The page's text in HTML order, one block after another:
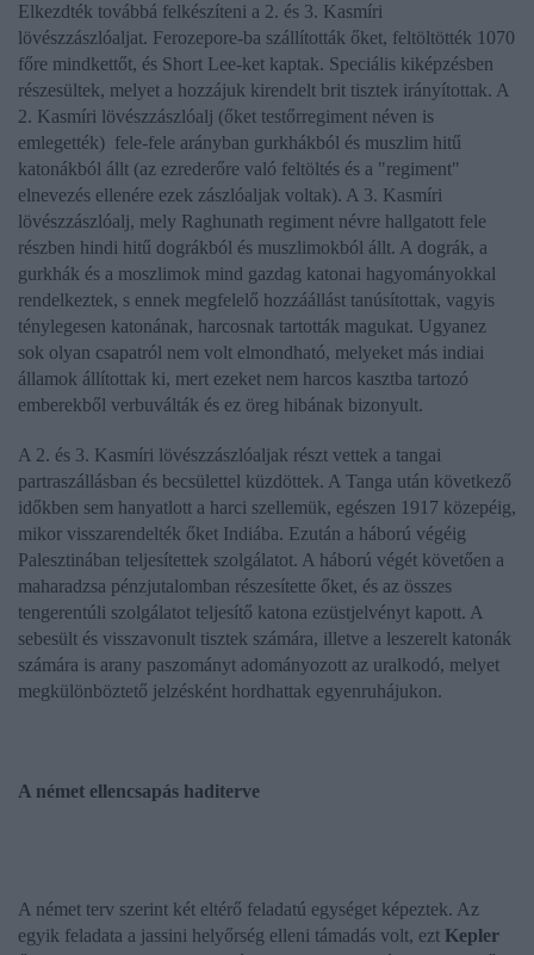
Elkezdték továbbá felkészíteni a 2. és 3. Kasmíri
lövészzászlóaljat. Ferozepore-ba szállították őket, feltöltötték 1070
főre mindkettőt, és Short Lee-ket kaptak. Speciális kiképzésben
részesültek, melyet a hozzájuk kirendelt brit tisztek irányítottak. A
2. Kasmíri lövészzászlóalj (őket testőrregiment néven is
emlegették) fele-fele arányban gurkhákból és muszlim hitű
katonákból állt (az ezrederőre való feltöltés és a "regiment"
elnevezés ellenére ezek zászlóaljak voltak). A 3. Kasmíri
lövészzászlóalj, mely Raghunath regiment névre hallgatott fele
részben hindi hitű dográkból és muszlimokból állt. A dográk, a
gurkhák és a moszlimok mind gazdag katonai hagyományokkal
rendelkeztek, s ennek megfelelő hozzáállást tanúsítottak, vagyis
ténylegesen katonának, harcosnak tartották magukat. Ugyanez
sok olyan csapatról nem volt elmondható, melyeket más indiai
államok állítottak ki, mert ezeket nem harcos kasztba tartozó
emberekből verbuválták és ez öreg hibának bizonyult.
A 2. és 3. Kasmíri lövészzászlóaljak részt vettek a tangai
partraszállásban és becsülettel küzdöttek. A Tanga után következő
időkben sem hanyatlott a harci szellemük, egészen 1917 közepéig,
mikor visszarendelték őket Indiába. Ezután a háború végéig
Palesztinában teljesítettek szolgálatot. A háború végét követően a
maharadzsa pénzjutalomban részesítette őket, és az összes
tengerentúli szolgálatot teljesítő katona ezüstjelvényt kapott. A
sebesült és visszavonult tisztek számára, illetve a leszerelt katonák
számára is arany paszományt adományozott az uralkodó, melyet
megkülönböztető jelzésként hordhattak egyenruhájukon.
A német ellencsapás haditerve
A német terv szerint két eltérő feladatú egységet képeztek. Az
egyik feladata a jassini helyőrség elleni támadás volt, ezt Kepler